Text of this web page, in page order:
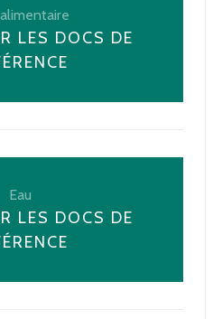
LES DOCS DE
Eau
LES DOCS DE